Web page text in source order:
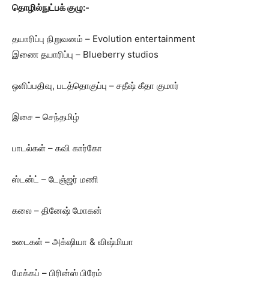
தொழில்நுட்பக் குழு:-
தயாரிப்பு நிறுவனம் – Evolution entertainment
இணை தயாரிப்பு – Blueberry studios
ஒளிப்பதிவு, படத்தொகுப்பு – சதீஷ் கீதா குமார்
இசை – செந்தமிழ்
பாடல்கள் – கவி கார்கோ
ஸ்டன்ட் – டேஞ்ஜர் மணி
கலை – தினேஷ் மோகன்
உடைகள் – அக்‌ஷியா & விஷ்மியா
மேக்கப் – பிரின்ஸ் பிரேம்